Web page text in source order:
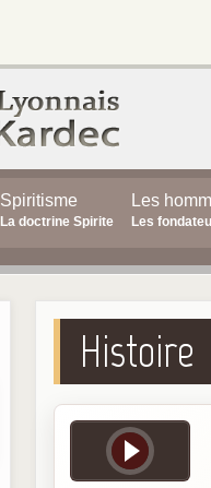
Spiritisme
La doctrine Spirite
Les
Les
Histoire